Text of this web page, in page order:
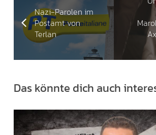
Nazi-Parolen im
Postamt von
Terlan
Das könnte dich auch